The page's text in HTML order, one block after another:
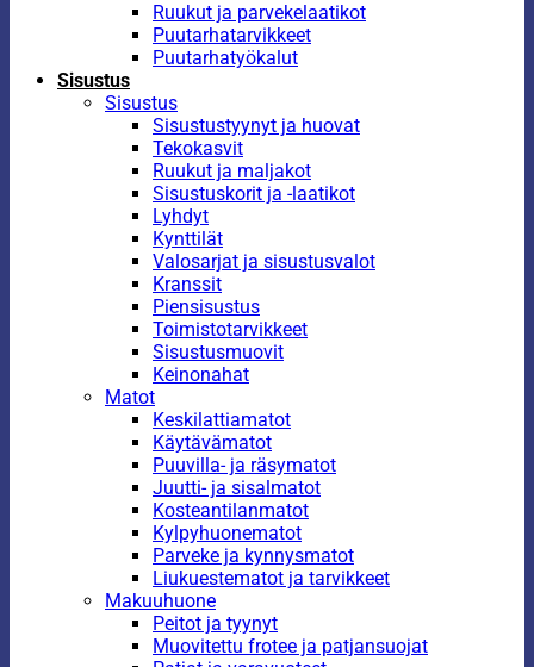
Ruukut ja parvekelaatikot
Puutarhatarvikkeet
Puutarhatyökalut
Sisustus
Sisustus
Sisustustyynyt ja huovat
Tekokasvit
Ruukut ja maljakot
Sisustuskorit ja -laatikot
Lyhdyt
Kynttilät
Valosarjat ja sisustusvalot
Kranssit
Piensisustus
Toimistotarvikkeet
Sisustusmuovit
Keinonahat
Matot
Keskilattiamatot
Käytävämatot
Puuvilla- ja räsymatot
Juutti- ja sisalmatot
Kosteantilanmatot
Kylpyhuonematot
Parveke ja kynnysmatot
Liukuestematot ja tarvikkeet
Makuuhuone
Peitot ja tyynyt
Muovitettu frotee ja patjansuojat